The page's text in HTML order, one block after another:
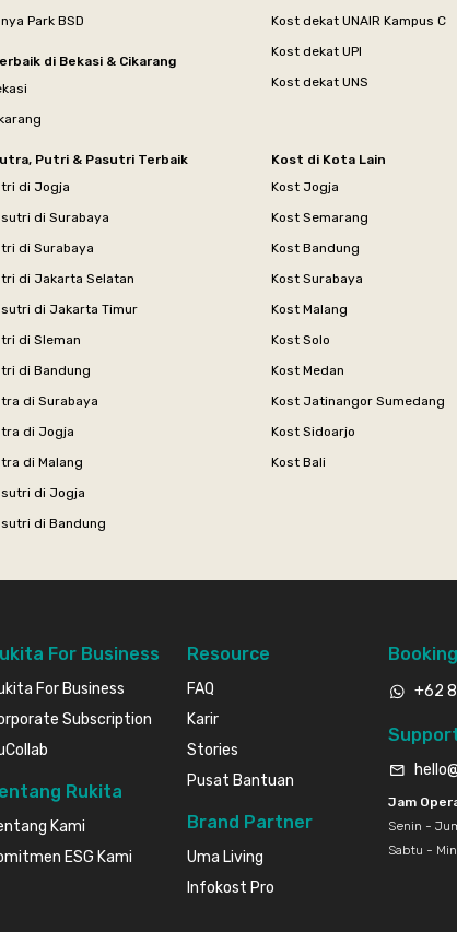
Park BSD
di Bekasi & Cikarang
Kost dekat UNAIR Kampus C
Kost dekat UPI
Kost dekat UNS
Putri & Pasutri Terbaik
di Jogja
di Surabaya
di Surabaya
di Jakarta Selatan
di Jakarta Timur
di Sleman
di Bandung
di Surabaya
di Jogja
di Malang
di Jogja
di Bandung
Kost di Kota Lain
Kost Jogja
Kost Semarang
Kost Bandung
Kost Surabaya
Kost Malang
Kost Solo
Kost Medan
Kost Jatinangor Sumedang
Kost Sidoarjo
Kost Bali
For Business
For Business
Subscription
Rukita
Kami
ESG Kami
Resource
FAQ
Karir
Stories
Pusat Bantuan
Brand Partner
Uma Living
Infokost Pro
Booking
+62
Jam
Senin -
Sabtu -